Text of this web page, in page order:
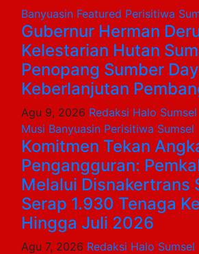
Banyuasin Featured Perisitiwa
Gubernur Herman
Kelestarian Hutan
Penopang Sumber
Keberlanjutan
Agu 9, 2026 Redaksi Halo Sumsel
Musi Banyuasin Perisitiwa Sumsel
Komitmen Tekan
Pengangguran:
Melalui Disnakertrans
Serap 1.930 Tenaga
Hingga Juli 2026
Agu 7, 2026 Redaksi Halo Sumsel